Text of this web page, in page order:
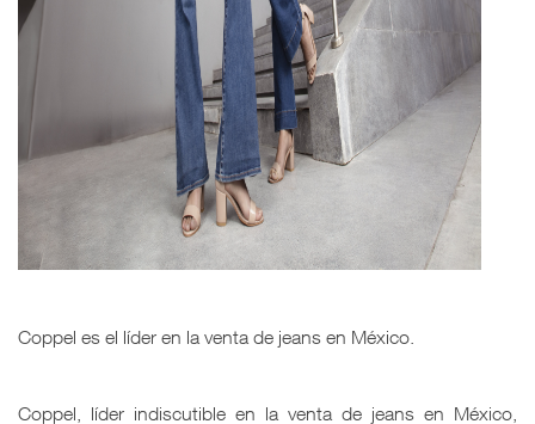
Coppel es el líder en la venta de jeans en México.
Coppel, líder indiscutible en la venta de jeans en México,